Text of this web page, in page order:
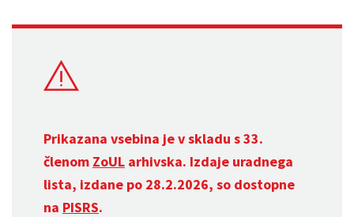
Prikazana vsebina je v skladu s 33.
členom ZoUL arhivska. Izdaje uradnega
lista, izdane po 28.2.2026, so dostopne
na PISRS.